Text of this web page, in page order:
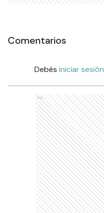
Comentarios
Debés iniciar sesión
Ads